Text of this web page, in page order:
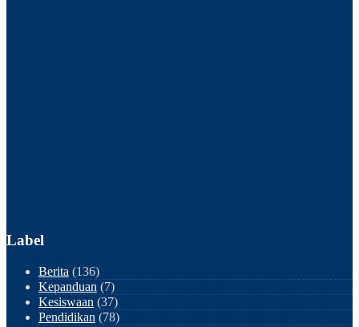
Label
Berita (136)
Kepanduan (7)
Kesiswaan (37)
Pendidikan (78)